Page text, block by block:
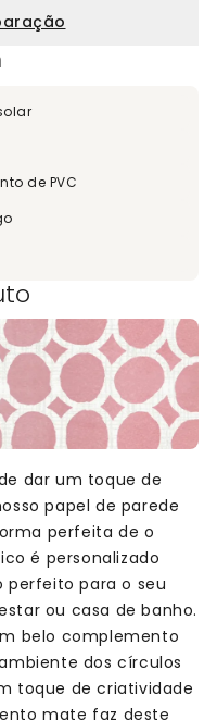
de PVC
dar um toque de
papel de parede
perfeita de o
é personalizado
perfeito para o seu
ou casa de banho.
belo complemento
dos círculos
toque de criatividade
mate faz deste